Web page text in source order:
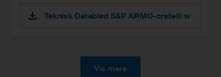
Teknisk Datablad S&P ARMO-crete® w
Vis mere